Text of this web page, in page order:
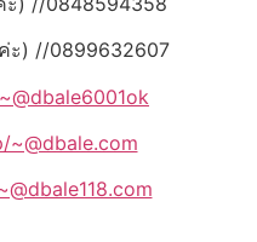
ะ) //0899632607